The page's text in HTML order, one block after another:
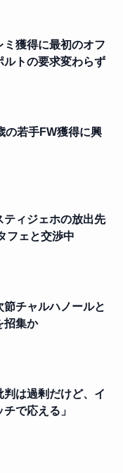
ミ獲得に最初のオフ
トの要求変わらず
の若手FW獲得に興
ティジェホの放出先
フェと交渉中
節チャルハノールと
招集か
判は過剰だけど、イ
で応える」